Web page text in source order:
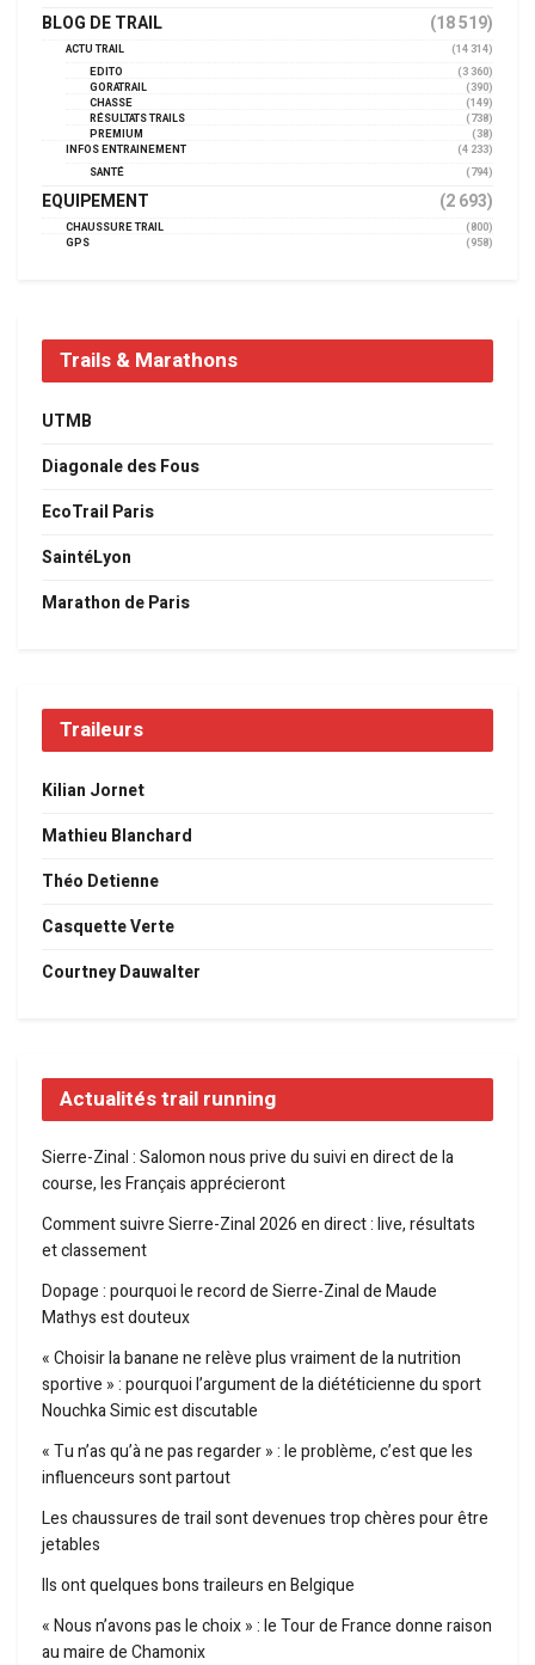
BLOG DE TRAIL (18 519)
ACTU TRAIL
(14 314)
EDITO
(3 360)
GORATRAIL
(390)
CHASSE
(149)
RÉSULTATS TRAILS
(738)
PREMIUM
(38)
INFOS ENTRAINEMENT
(4 233)
SANTÉ
(794)
EQUIPEMENT (2 693)
CHAUSSURE TRAIL
(800)
GPS
(958)
Trails & Marathons
UTMB
Diagonale des Fous
EcoTrail Paris
SaintéLyon
Marathon de Paris
Traileurs
Kilian Jornet
Mathieu Blanchard
Théo Detienne
Casquette Verte
Courtney Dauwalter
Actualités trail running
Sierre-Zinal : Salomon nous prive du suivi en direct de la
course, les Français apprécieront
Comment suivre Sierre-Zinal 2026 en direct : live, résultats
et classement
Dopage : pourquoi le record de Sierre-Zinal de Maude
Mathys est douteux
« Choisir la banane ne relève plus vraiment de la nutrition
sportive » : pourquoi l’argument de la diététicienne du sport
Nouchka Simic est discutable
« Tu n’as qu’à ne pas regarder » : le problème, c’est que les
influenceurs sont partout
Les chaussures de trail sont devenues trop chères pour être
jetables
Ils ont quelques bons traileurs en Belgique
« Nous n’avons pas le choix » : le Tour de France donne raison
au maire de Chamonix